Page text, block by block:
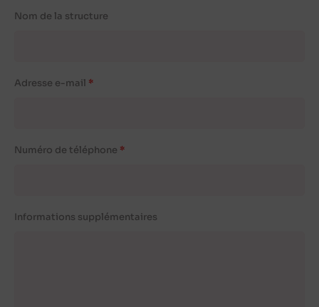
Nom de la structure
Adresse e-mail
Numéro de téléphone
Informations supplémentaires